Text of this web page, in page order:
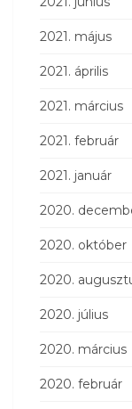
2021. május
2021. április
2021. március
2021. február
2021. január
2020.
2020. október
2020.
2020. július
2020. március
2020. február